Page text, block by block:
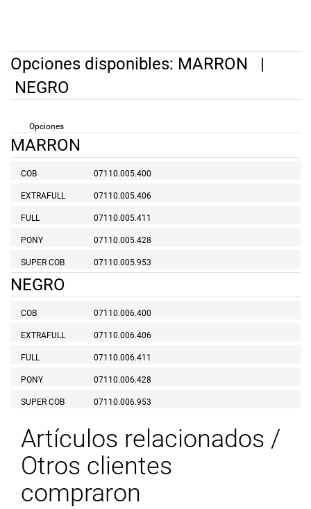
Opciones disponibles: MARRON |
NEGRO
Opciones
MARRON
COB 07110.005.400
EXTRAFULL 07110.005.406
FULL 07110.005.411
PONY 07110.005.428
SUPER COB 07110.005.953
NEGRO
COB 07110.006.400
EXTRAFULL 07110.006.406
FULL 07110.006.411
PONY 07110.006.428
SUPER COB 07110.006.953
Artículos relacionados /
Otros clientes
compraron